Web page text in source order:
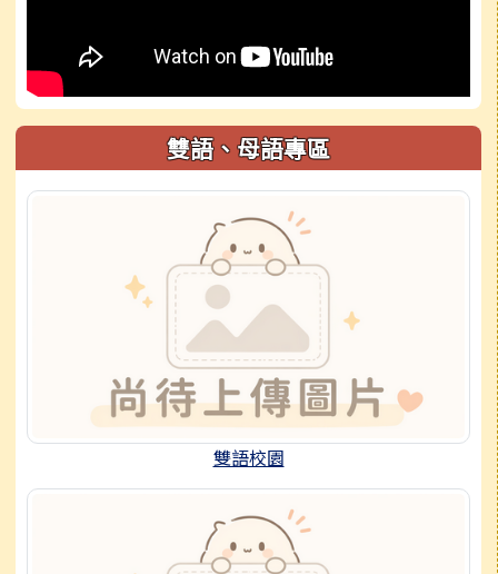
雙語、母語專區
雙語校園